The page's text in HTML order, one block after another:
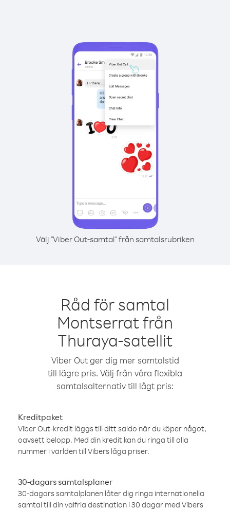
Välj "Viber Out-samtal" från samtalsrubriken
Råd för samtal
Montserrat från
Thuraya-satellit
Viber Out ger dig mer samtalstid
till lägre pris. Välj från våra flexibla
samtalsalternativ till lågt pris:
Kreditpaket
Viber Out-kredit läggs till ditt saldo när du köper något,
oavsett belopp. Med din kredit kan du ringa till alla
nummer i världen till Vibers låga priser.
30-dagars samtalsplaner
30-dagars samtalplanen låter dig ringa internationella
samtal till din valfria destination i 30 dagar med Vibers